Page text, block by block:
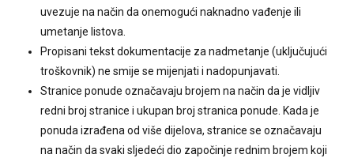
uvezuje na način da onemogući naknadno vađenje ili
umetanje listova.
Propisani tekst dokumentacije za nadmetanje (uključujući
troškovnik) ne smije se mijenjati i nadopunjavati.
Stranice ponude označavaju brojem na način da je vidljiv
redni broj stranice i ukupan broj stranica ponude. Kada je
ponuda izrađena od više dijelova, stranice se označavaju
na način da svaki sljedeći dio započinje rednim brojem koji